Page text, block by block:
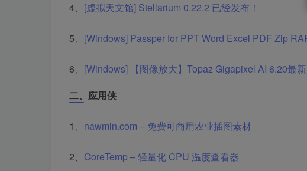
4、 [虚拟天文馆] Stellarium 0.22.2 已经发布！
5、 [Windows] Passper for PPT Word Excel PDF Zip
6、 [Windows] 【图像放大】Topaz Gigapixel AI 6.20最
二、应用侠
1、 nawmin.com – 免费可商用农业插图素材
2、 CoreTemp – 轻量化 CPU 温度查看器